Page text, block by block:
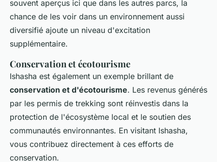
souvent aperçus ici que dans les autres parcs, la
chance de les voir dans un environnement aussi
diversifié ajoute un niveau d'excitation
supplémentaire.
Conservation et écotourisme
Ishasha est également un exemple brillant de
conservation et d'écotourisme. Les revenus générés
par les permis de trekking sont réinvestis dans la
protection de l'écosystème local et le soutien des
communautés environnantes. En visitant Ishasha,
vous contribuez directement à ces efforts de
conservation.